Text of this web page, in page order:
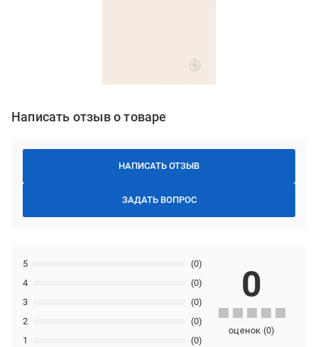
Написать отзыв о товаре
НАПИСАТЬ ОТЗЫВ
ЗАДАТЬ ВОПРОС
1 (0)
2 (0)
3 (0)
4 (0)
5 (0)
0
оценок (0)